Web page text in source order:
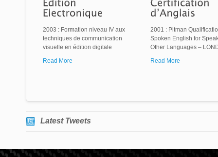
2003 : Formation niveau IV aux
techniques de communication
visuelle en édition digitale
Read More
2001 : Pitman
Spoken English for
Other Languages –
Read More
Latest Tweets